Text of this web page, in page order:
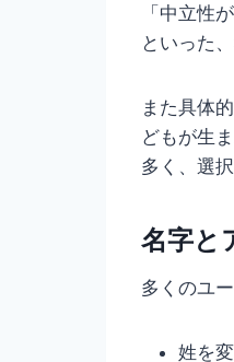
「中立性
といった
また具体
どもが生
多く、選
名字と
多くのユ
姓を